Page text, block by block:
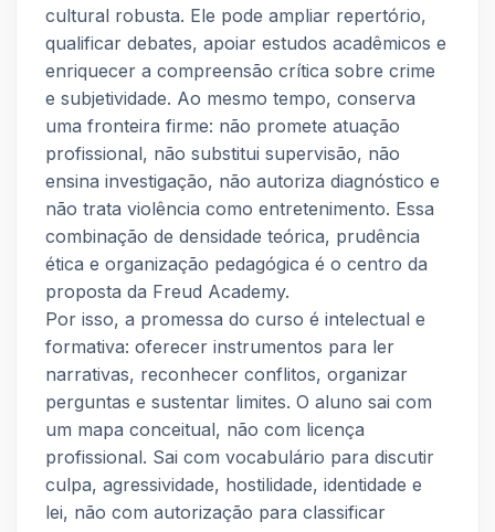
cultural robusta. Ele pode ampliar repertório,
qualificar debates, apoiar estudos acadêmicos e
enriquecer a compreensão crítica sobre crime
e subjetividade. Ao mesmo tempo, conserva
uma fronteira firme: não promete atuação
profissional, não substitui supervisão, não
ensina investigação, não autoriza diagnóstico e
não trata violência como entretenimento. Essa
combinação de densidade teórica, prudência
ética e organização pedagógica é o centro da
proposta da Freud Academy.
Por isso, a promessa do curso é intelectual e
formativa: oferecer instrumentos para ler
narrativas, reconhecer conflitos, organizar
perguntas e sustentar limites. O aluno sai com
um mapa conceitual, não com licença
profissional. Sai com vocabulário para discutir
culpa, agressividade, hostilidade, identidade e
lei, não com autorização para classificar